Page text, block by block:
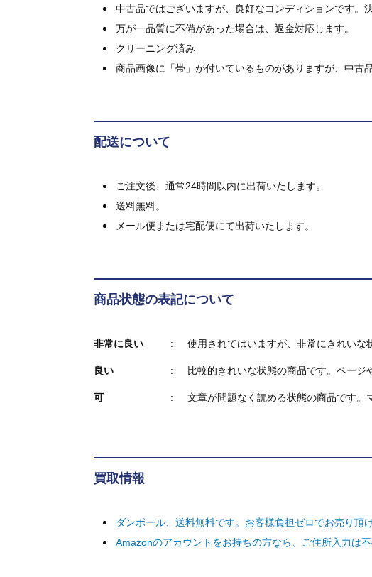
中古品ではございますが、良好なコンディションです。
万が一品質に不備があった場合は、返金対応します。
クリーニング済み
商品画像に「帯」が付いているものがありますが、中古
配送について
ご注文後、通常24時間以内に出荷いたします。
送料無料。
メール便または宅配便にて出荷いたします。
商品状態の表記について
非常に良い 使用されてはいますが、非常にきれいな
良い 比較的きれいな状態の商品です。ページ
可 文章が問題なく読める状態の商品です。
買取情報
ダンボール、送料無料です。お客様負担ゼロでお売り頂け
Amazonのアカウントをお持ちの方なら、ご住所入力は